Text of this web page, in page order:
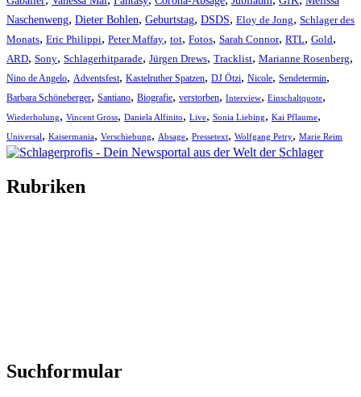
Naschenweng, Dieter Bohlen, Geburtstag, DSDS, Eloy de Jong, Schlager des
Monats, Eric Philippi, Peter Maffay, tot, Fotos, Sarah Connor, RTL, Gold,
ARD, Sony, Schlagerhitparade, Jürgen Drews, Tracklist, Marianne Rosenberg,
Nino de Angelo, Adventsfest, Kastelruther Spatzen, DJ Ötzi, Nicole, Sendetermin,
Barbara Schöneberger, Santiano, Biografie, verstorben, Interview, Einschaltquote,
Wiederholung, Vincent Gross, Daniela Alfinito, Live, Sonia Liebing, Kai Pflaume,
Universal, Kaisermania, Verschiebung, Absage, Pressetext, Wolfgang Petry, Marie Reim
Rubriken
Suchformular